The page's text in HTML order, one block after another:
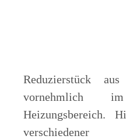
Reduzierstück
vornehmlich
Heizungsbereich.
verschiedener